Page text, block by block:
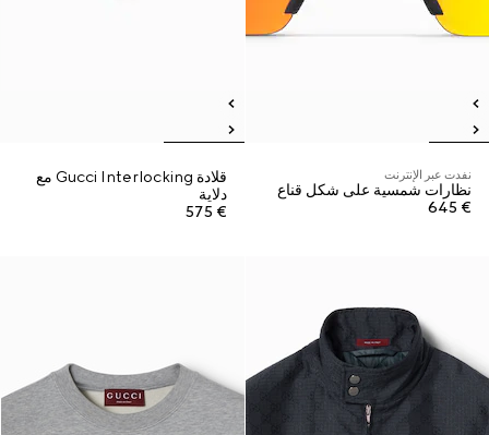
نفدت عبر الإنترنت
نظارات شمسية على شكل قناع
€ 645
قلادة Gucci Interlocking مع
دلاية
€ 575